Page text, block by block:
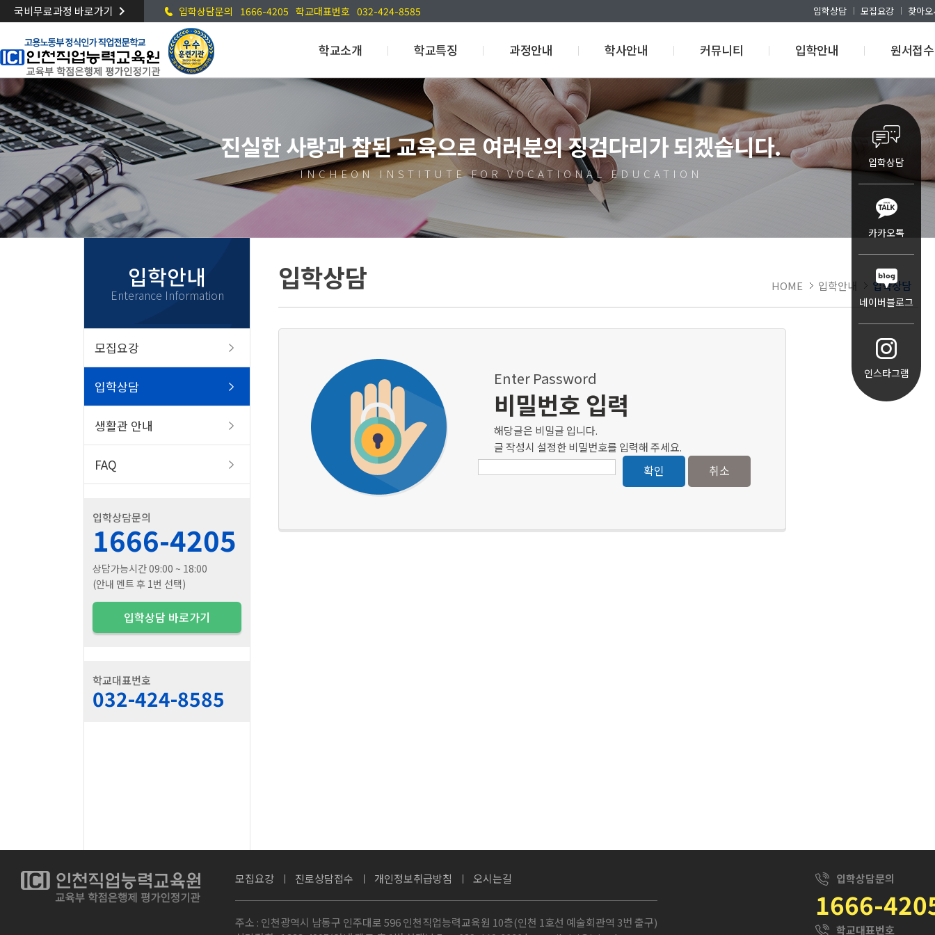
국비무료과정 바로가기 keyboard_arrow_right 입학상담문의 1666-4205 학교대표번호 032-424-8585 입학상담 모집요강 찾아
학교소개
학교장인사말
교수진소개
조직도
캠퍼스안내
학교특징
ICI 경쟁력
과정안내
고교위탁과정
학점은행제 학위과정
국비무료과정
포트폴리오
학사안내
학사일정
고교위탁 교육규정
NCS국가직무능력표준
커뮤니티
언론에서말한다
교육원갤러리
입학안내
모집요강
입학상담
생활관 안내
FAQ
원서접수
원서접수
원서접수조
합격자조회
고교위탁과정
원서접수 진행중
정식인가 받은 고교위탁 전문기관
100% 전액 국비지원, 매월 교육수당 지급
원서접수
진실한 사랑과 참된 교육으로 여러분의 징검다리가 되겠습니다.
INCHEON INSTITUTE FOR VOCATIONAL EDUCATION
입학안내
Enterance Information
모집요강
입학상담
생활관 안내
FAQ
입학상담문의
1666-4205
상담가능시간 09:00 ~ 18:00
(안내 멘트 후 1번 선택)
입학상담 바로가기
학교대표번호
032-424-8585
입학상담 HOME 입학안내 입학상담
Enter Password
비밀번호 입력
해당글은 비밀글 입니다.
글 작성시 설정한 비밀번호를 입력해 주세요.
확인 취소
입학상담
카카오톡
네이버블로그
인스타그램
모집요강 진로상담접수 개인정보취급방침 오시는길
주소 : 인천광역시 남동구 인주대로 596 인천직업능력교육원 10층(인천 1호선 예술회관역 3번 출구)
입학상담문의
1666-
학교대표번호